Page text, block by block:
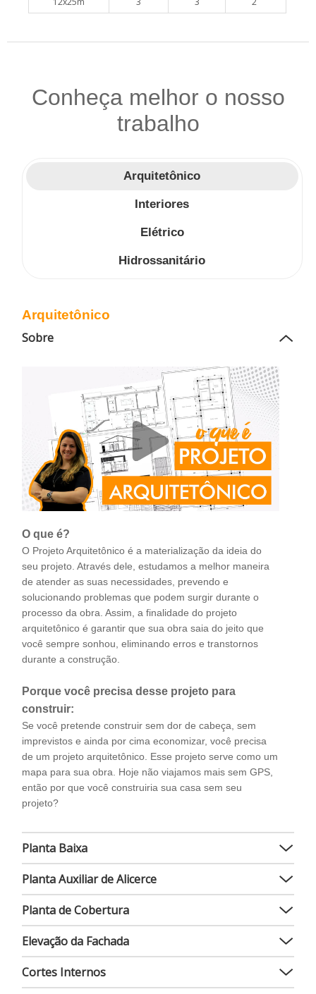
Conheça melhor o nosso
trabalho
Arquitetônico
Interiores
Elétrico
Hidrossanitário
Arquitetônico
Sobre
O que é?
O Projeto Arquitetônico é a materialização da ideia do
seu projeto. Através dele, estudamos a melhor maneira
de atender as suas necessidades, prevendo e
solucionando problemas que podem surgir durante o
processo da obra. Assim, a finalidade do projeto
arquitetônico é garantir que sua obra saia do jeito que
você sempre sonhou, eliminando erros e transtornos
durante a construção.
Porque você precisa desse projeto para
construir:
Se você pretende construir sem dor de cabeça, sem
imprevistos e ainda por cima economizar, você precisa
de um projeto arquitetônico. Esse projeto serve como um
mapa para sua obra. Hoje não viajamos mais sem GPS,
então por que você construiria sua casa sem seu
projeto?
Planta Baixa
Planta Auxiliar de Alicerce
Planta de Cobertura
Elevação da Fachada
Cortes Internos